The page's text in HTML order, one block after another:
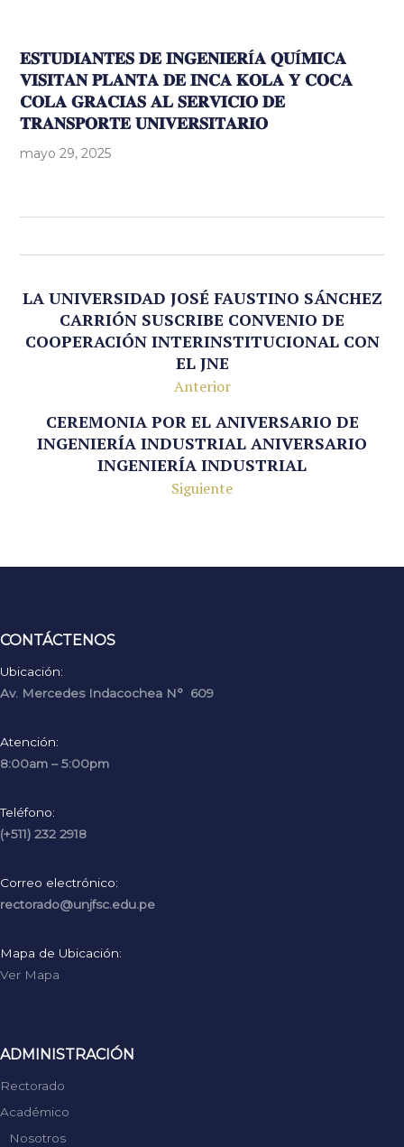
𝐄𝐒𝐓𝐔𝐃𝐈𝐀𝐍𝐓𝐄𝐒 𝐃𝐄 𝐈𝐍𝐆𝐄𝐍𝐈𝐄𝐑Í𝐀 𝐐𝐔Í𝐌𝐈𝐂𝐀
𝐕𝐈𝐒𝐈𝐓𝐀𝐍 𝐏𝐋𝐀𝐍𝐓𝐀 𝐃𝐄 𝐈𝐍𝐂𝐀 𝐊𝐎𝐋𝐀 𝐘 𝐂𝐎𝐂𝐀
𝐂𝐎𝐋𝐀 𝐆𝐑𝐀𝐂𝐈𝐀𝐒 𝐀𝐋 𝐒𝐄𝐑𝐕𝐈𝐂𝐈𝐎 𝐃𝐄
𝐓𝐑𝐀𝐍𝐒𝐏𝐎𝐑𝐓𝐄 𝐔𝐍𝐈𝐕𝐄𝐑𝐒𝐈𝐓𝐀𝐑𝐈𝐎
mayo 29, 2025
LA UNIVERSIDAD JOSÉ FAUSTINO SÁNCHEZ
CARRIÓN SUSCRIBE CONVENIO DE
COOPERACIÓN INTERINSTITUCIONAL CON
EL JNE
Anterior
CEREMONIA POR EL ANIVERSARIO DE
INGENIERÍA INDUSTRIAL ANIVERSARIO
INGENIERÍA INDUSTRIAL
Siguiente
CONTÁCTENOS
Ubicación:
Av. Mercedes Indacochea N° 609
Atención:
8:00am – 5:00pm
Teléfono:
(+511) 232 2918
Correo electrónico:
rectorado@unjfsc.edu.pe
Mapa de Ubicación:
Ver Mapa
ADMINISTRACIÓN
Rectorado
Académico
Nosotros